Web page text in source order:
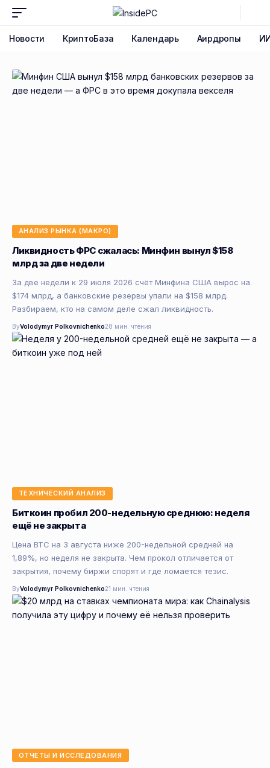
Новости КриптоБаза Календарь Аирдропы
АНАЛИЗ РЫНКА (МАКРО)
Ликвидность ФРС сжалась: Минфин вынул $158
млрд за две недели
За две недели к 29 июля 2026 счёт Минфина США вырос на
$174 млрд, а банковские резервы упали на $158 млрд.
Разбираем, кто на самом деле сжал ликвидность.
ByVolodymyr Polkovnichenko28 мин. чтения
ТЕХНИЧЕСКИЙ АНАЛИЗ
Биткоин пробил 200-недельную среднюю: неделя
ещё не закрыта
Цена BTC на 3 августа ниже 200-недельной средней на
1,89%, но неделя не закрыта. Чем прокол отличается от
закрытия, почему биржи спорят и где ломается тезис.
ByVolodymyr Polkovnichenko21 мин. чтения
ОТЧЕТЫ И ИССЛЕДОВАНИЯ